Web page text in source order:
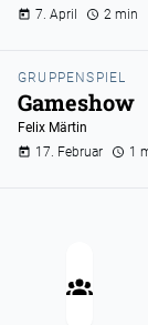
7. April
2 min
GRUPPENSPIEL
Gameshow
Felix Märtin
17. Februar
1